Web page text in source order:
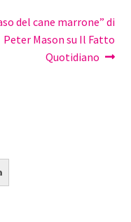
del cane marrone” di
Peter Mason su Il Fatto
Quotidiano